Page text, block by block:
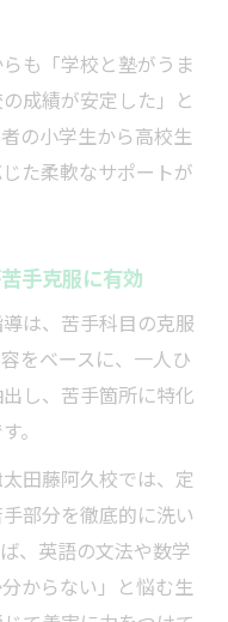
も「学校と塾がうま
成績が安定した」と
の小学生から高校生
た柔軟なサポートが
手克服に有効
は、苦手科目の克服
をベースに、一人ひ
し、苦手箇所に特化
。
太田藤阿久校では、定
部分を徹底的に洗い
、英語の文法や数学
からない」と悩む生